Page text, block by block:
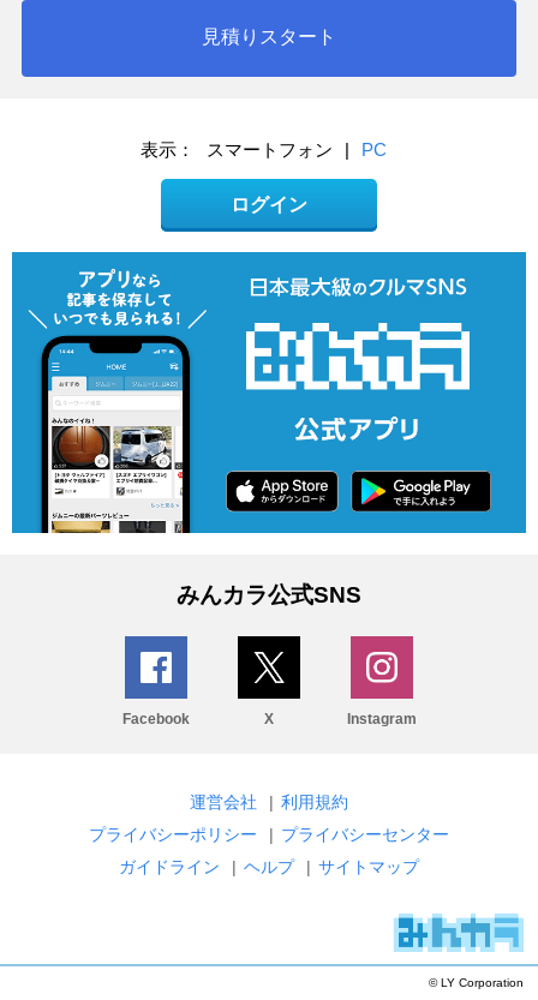
見積りスタート
表示： スマートフォン | PC
ログイン
みんカラ公式SNS
Facebook X Instagram
運営会社 | 利用規約
プライバシーポリシー
| プライバシーセンター
ガイドライン
| ヘルプ | サイトマップ
© LY Corporation